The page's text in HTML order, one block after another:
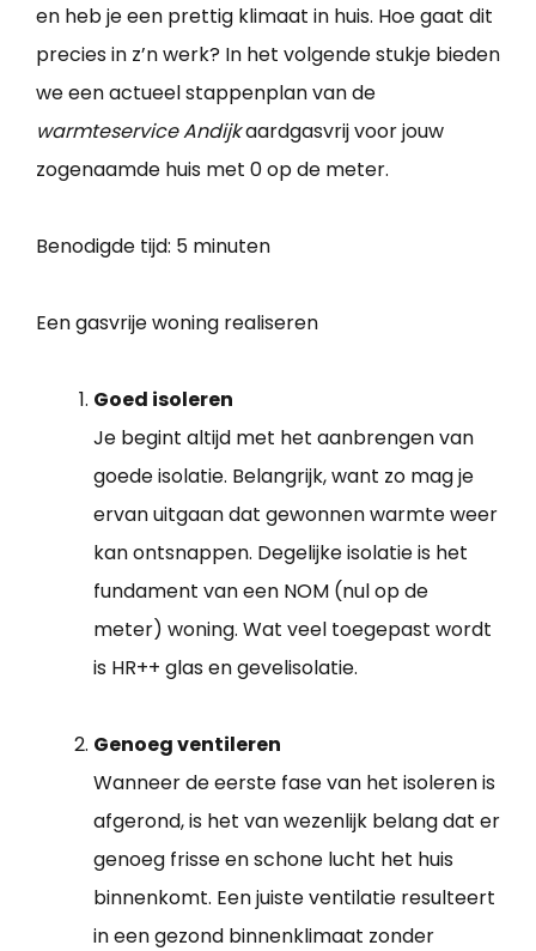
en heb je een prettig klimaat in huis. Hoe gaat dit
precies in z’n werk? In het volgende stukje bieden
we een actueel stappenplan van de
warmteservice Andijkaardgasvrij voor jouw
zogenaamde huis met 0 op de meter.
Benodigde tijd: 5 minuten
Een gasvrije woning realiseren
Goed isoleren
Je begint altijd met het aanbrengen van
goede isolatie. Belangrijk, want zo mag je
ervan uitgaan dat gewonnen warmte weer
kan ontsnappen. Degelijke isolatie is het
fundament van een NOM (nul op de
meter) woning. Wat veel toegepast wordt
is HR++ glas en gevelisolatie.
Genoeg ventileren
Wanneer de eerste fase van het isoleren is
afgerond, is het van wezenlijk belang dat er
genoeg frisse en schone lucht het huis
binnenkomt. Een juiste ventilatie resulteert
in een gezond binnenklimaat zonder